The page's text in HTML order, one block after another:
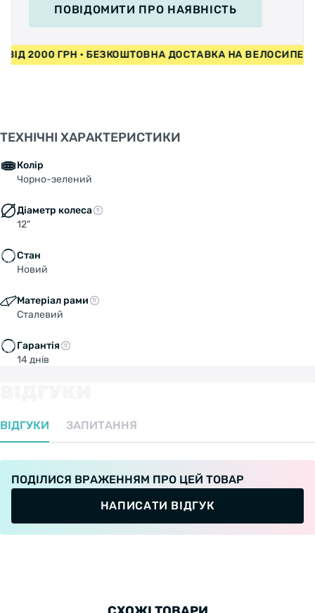
ПОВІДОМИТИ ПРО НАЯВНІСТЬ
ВІД 2000 ГРН • БЕЗКОШТОВНА ДОСТАВКА НА
ТЕХНІЧНІ ХАРАКТЕРИСТИКИ
Колір
Чорно-зелений
Діаметр колеса
12"
Стан
Новий
Матеріал рами
Сталевий
Гарантія
14 днів
ВІДГУКИ ЗАПИТАННЯ
ПОДІЛИСЯ ВРАЖЕННЯМ ПРО ЦЕЙ ТОВАР
НАПИСАТИ ВІДГУК